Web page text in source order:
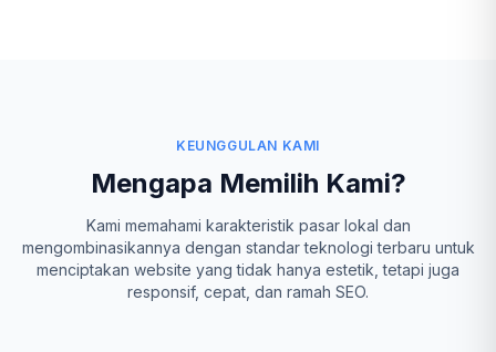
KEUNGGULAN KAMI
Mengapa Memilih Kami?
Kami memahami karakteristik pasar lokal dan
mengombinasikannya dengan standar teknologi terbaru untuk
menciptakan website yang tidak hanya estetik, tetapi juga
responsif, cepat, dan ramah SEO.